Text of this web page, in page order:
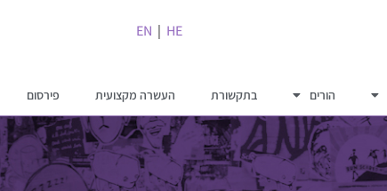
EN | HE
הורים בתקשורת העשרה מקצועית פירסום